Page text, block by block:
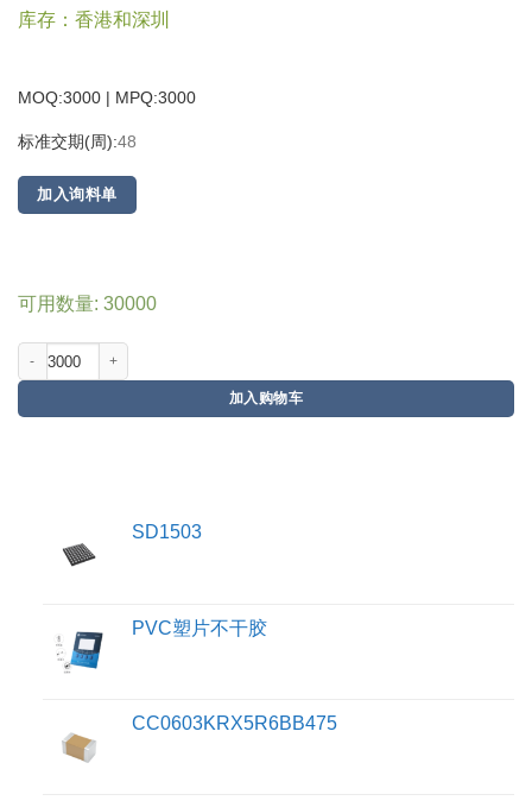
库存：香港和深圳
MOQ:3000 | MPQ:3000
标准交期(周):48
加入询料单
可用数量: 30000
加入购物车
SD1503
PVC塑片不干胶
CC0603KRX5R6BB475